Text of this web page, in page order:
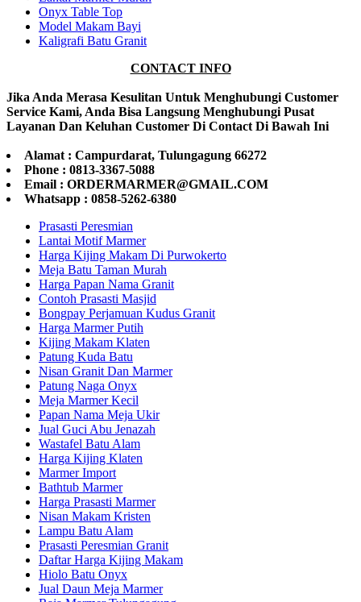
Onyx Table Top
Model Makam Bayi
Kaligrafi Batu Granit
CONTACT INFO
Jika Anda Merasa Kesulitan Untuk Menghubungi Customer
Service Kami, Anda Bisa Langsung Menghubungi Pusat
Layanan Dan Keluhan Customer Di Contact Di Bawah Ini
Alamat : Campurdarat, Tulungagung 66272
Phone : 0813-3367-5088
Email : ORDERMARMER@GMAIL.COM
Whatsapp : 0858-5262-6380
Prasasti Peresmian
Lantai Motif Marmer
Harga Kijing Makam Di Purwokerto
Meja Batu Taman Murah
Harga Papan Nama Granit
Contoh Prasasti Masjid
Bongpay Perjamuan Kudus Granit
Harga Marmer Putih
Kijing Makam Klaten
Patung Kuda Batu
Nisan Granit Dan Marmer
Patung Naga Onyx
Meja Marmer Kecil
Papan Nama Meja Ukir
Jual Guci Abu Jenazah
Wastafel Batu Alam
Harga Kijing Klaten
Marmer Import
Bathtub Marmer
Harga Prasasti Marmer
Nisan Makam Kristen
Lampu Batu Alam
Prasasti Peresmian Granit
Daftar Harga Kijing Makam
Hiolo Batu Onyx
Jual Daun Meja Marmer